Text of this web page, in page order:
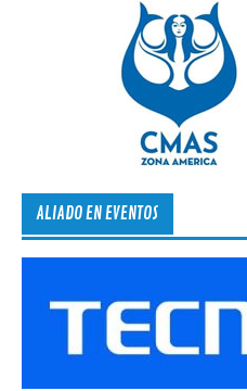
ALIADO EN EVENTOS